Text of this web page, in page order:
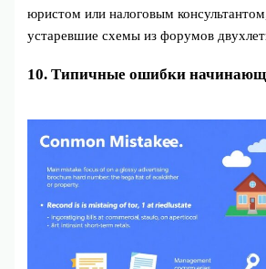
юристом или налоговым
устаревшие схемы из форумов
10. Типичные ошибки